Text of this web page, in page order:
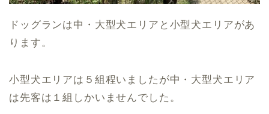
ドッグランは中・大型犬エリアと小型犬エリアがあ
ります。
小型犬エリアは５組程いましたが中・大型犬エリア
は先客は１組しかいませんでした。